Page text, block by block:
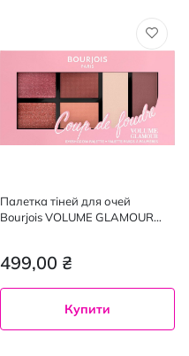
Палетка тіней для очей
Bourjois VOLUME GLAMOUR
499,00 ₴
Купити